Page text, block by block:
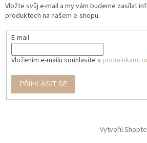
Vložte svůj e-mail a my vám budeme zasílat
produktech na našem e-shopu.
E-mail
Vložením e-mailu souhlasíte s podmínkami
PŘIHLÁSIT SE
Vytvořil